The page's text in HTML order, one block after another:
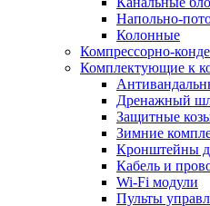
Напольно-
Колонные
Компрессорно-
Комплектующие к
Дренажный
Защитные
Зимние
Кронштейны
Кабель и
Wi-Fi модули
Пульты